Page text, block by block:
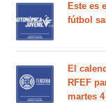
Este es
fútbol
El
RFEF
martes